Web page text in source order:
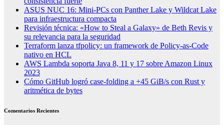
ASUS NUC 16: Mini-PCs con Panther Lake y Wildcat Lake
para infraestructura compacta
Revisión técnica: «How to Steal a Galaxy» de Beth Revis y
su relevancia para la seguridad
Terraform lanza tfpolicy: un framework de Policy-as-Code
nativo en HCL
AWS Lambda soporta Java 8, 11 y 17 sobre Amazon Linux
2023
Cómo GitHub logró case-folding a +45 GiB/s con Rust y
aritmética de bytes
Comentarios Recientes